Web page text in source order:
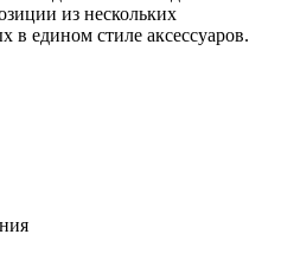
из нескольких
едином стиле аксессуаров.